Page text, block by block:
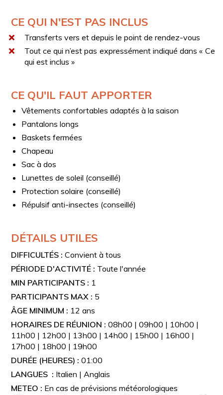
authentiques
Vues panoramiques sur les villages étniens
environnants
remboursement n’est prévu.
CE QUI N'EST PAS INCLUS
Transferts vers et depuis le point de rendez-vous
Tout ce qui n’est pas expressément indiqué dans « Ce
qui est inclus »
CE QU'IL FAUT APPORTER
Vêtements confortables adaptés à la saison
Pantalons longs
Baskets fermées
Chapeau
Sac à dos
Lunettes de soleil (conseillé)
Protection solaire (conseillé)
Répulsif anti-insectes (conseillé)
DÉTAILS UTILES
DIFFICULTÉS :Convient à tous
PÉRIODE D'ACTIVITÉ : Toute l'année
MIN PARTICIPANTS : 1
PARTICIPANTS MAX : 5
ÂGE MINIMUM : 12 ans
HORAIRES DE RÉUNION :08h00 | 09h00 | 10h00 |
11h00 | 12h00 | 13h00 | 14h00 | 15h00 | 16h00 |
17h00 | 18h00 | 19h00
DURÉE (HEURES) :01:00
LANGUES : Italien | Anglais
METEO : En cas de prévisions météorologiques